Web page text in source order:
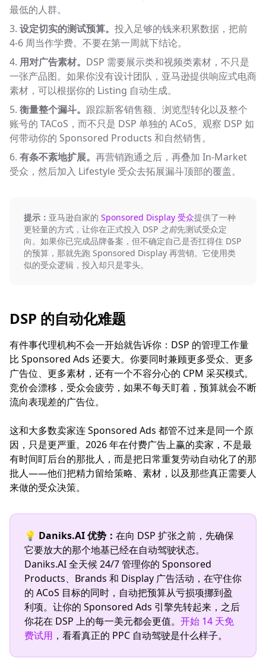
最低的人群。
设定切实的测试预算。 投入足够的钱来积累数据，把前
4-6 周当作学费。不要在第一周就下结论。
用对广告素材。 DSP 需要展示类和视频类素材，不只是
一张产品图。如果你没有设计团队，亚马逊提供响应式电商
素材，可以根据你的 Listing 自动生成。
衡量整个漏斗。 跟踪新客销售额、浏览型转化以及整个
账号的 TACoS，而不只是 DSP 单独的 ACoS。观察 DSP 如
何带动你的 Sponsored Products 和自然销售。
有条不紊地扩展。 再营销跑通之后，再叠加 In-Market
受众，然后加入 Lifestyle 受众去拓展漏斗顶部的覆盖。
提示： 亚马逊自家的 Sponsored Display 受众提供了一种
更轻量的方式，让你在正式投入 DSP 之前先测试受众定
向。如果你已完成品牌备案，但不确定自己是否扛得住 DSP
的预算，那就先跑 Sponsored Display 再营销。它使用类
似的受众逻辑，投入却只是零头。
DSP 的自动化难题
有件事代理机构不会一开始就告诉你：DSP 的管理工作量
比 Sponsored Ads 还要大。你要同时兼顾更多受众、更多
广告位、更多素材，还有一个不容分心的 CPM 采买模式。
竞价会漂移，受众会疲劳，如果不每天盯着，预算就会不断
流向表现差的广告位。
这和大多数卖家连 Sponsored Ads 都管不过来是同一个原
因，只是更严重。2026 年在付费广告上赢的卖家，不是最
有时间盯后台的那批人，而是把日常重复劳动自动化了的那
批人——他们把精力留给策略、素材，以及那些真正需要人
来做的受众决策。
💡 Daniks.AI 优势： 在向 DSP 扩张之前，先确保
它要放大的那个地基已经在自动驾驶状态。
Daniks.AI 全天候 24/7 管理你的 Sponsored
Products、Brands 和 Display 广告活动，在守住你
的 ACoS 目标的同时，自动把预算从亏损项挪到盈
利项。让你的 Sponsored Ads 引擎先转起来，之后
你花在 DSP 上的每一美元都会更值。 开始 14 天免
费试用 ，看看真正的 PPC 自动驾驶是什么样子。